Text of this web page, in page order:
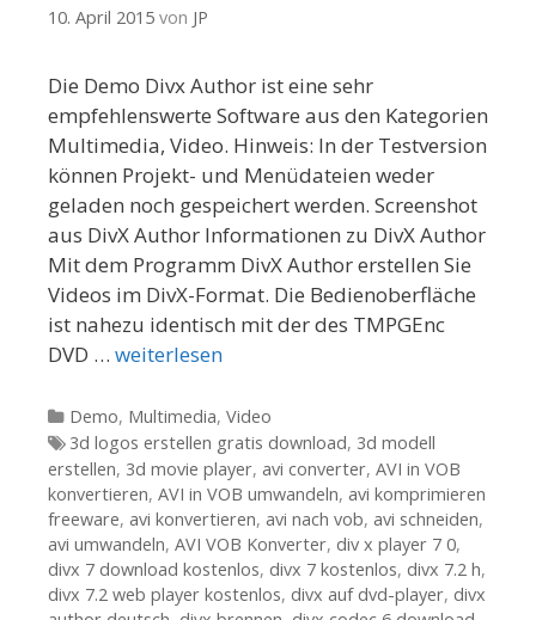
10. April 2015 von JP
Die Demo Divx Author ist eine sehr
empfehlenswerte Software aus den Kategorien
Multimedia, Video. Hinweis: In der Testversion
können Projekt- und Menüdateien weder
geladen noch gespeichert werden. Screenshot
aus DivX Author Informationen zu DivX Author
Mit dem Programm DivX Author erstellen Sie
Videos im DivX-Format. Die Bedienoberfläche
ist nahezu identisch mit der des TMPGEnc
DVD … weiterlesen
Kategorien
Demo, Multimedia, Video
Tags
3d logos erstellen gratis download, 3d modell
erstellen, 3d movie player, avi converter, AVI in VOB
konvertieren, AVI in VOB umwandeln, avi komprimieren
freeware, avi konvertieren, avi nach vob, avi schneiden,
avi umwandeln, AVI VOB Konverter, div x player 7 0,
divx 7 download kostenlos, divx 7 kostenlos, divx 7.2 h,
divx 7.2 web player kostenlos, divx auf dvd-player, divx